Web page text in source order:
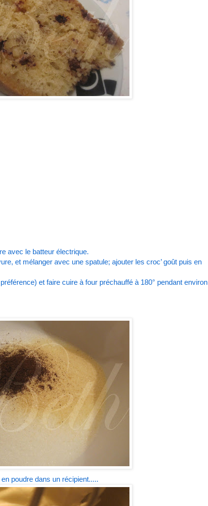
avec le batteur électrique.
et mélanger avec une spatule; ajouter les croc’ goût puis en
et faire cuire à four préchauffé à 180° pendant environ
poudre dans un récipient.....